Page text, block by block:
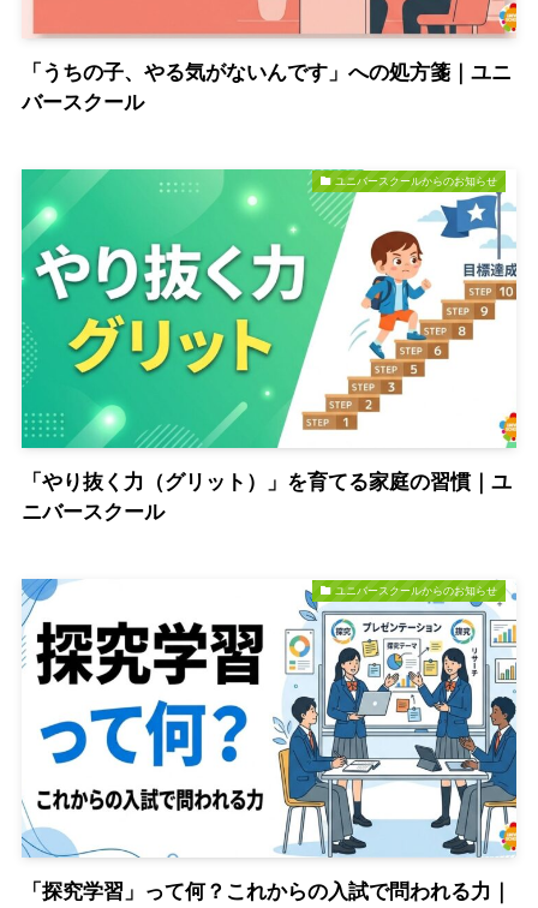
「うちの子、やる気がないんです」への処方箋｜ユニ
バースクール
ユニバースクールからのお知らせ
「やり抜く力（グリット）」を育てる家庭の習慣｜ユ
ニバースクール
ユニバースクールからのお知らせ
「探究学習」って何？これからの入試で問われる力｜